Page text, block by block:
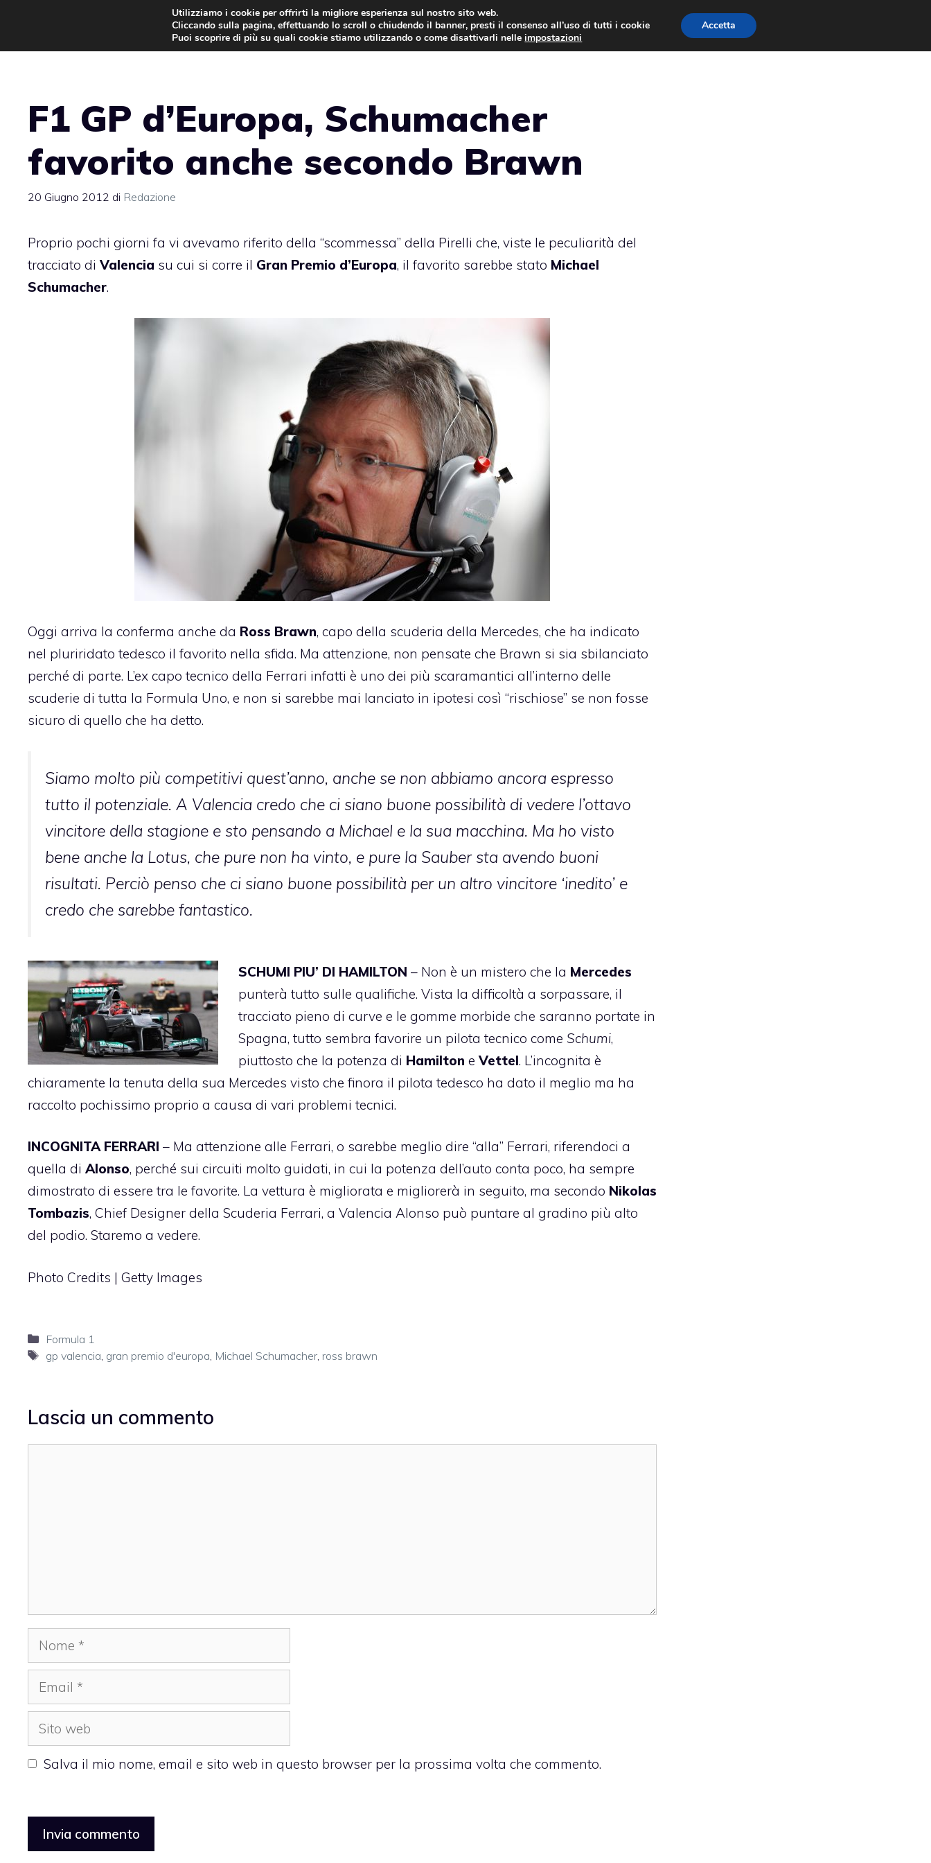
contenuto
AUTO NEWS EVENTI E FIERE
F1 GP d’Europa, Schumacher
favorito anche secondo Brawn
20 Giugno 2012 di Redazione
Proprio pochi giorni fa vi avevamo riferito della “scommessa” della Pirelli che, viste le peculiarità del
tracciato diValencia su cui si corre il Gran Premio d’Europa, il favorito sarebbe stato Michael
Schumacher.
Oggi arriva la conferma anche da Ross Brawn, capo della scuderia della Mercedes, che ha indicato
nel pluriridato tedesco il favorito nella sfida. Ma attenzione, non pensate che Brawn si sia sbilanciato
perché di parte. L’ex capo tecnico della Ferrari infatti è uno dei più scaramantici all’interno delle
scuderie di tutta la Formula Uno, e non si sarebbe mai lanciato in ipotesi così “rischiose” se non fosse
sicuro di quello che ha detto.
Siamo molto più competitivi quest’anno, anche se non abbiamo ancora espresso
tutto il potenziale. A Valencia credo che ci siano buone possibilità di vedere l’ottavo
vincitore della stagione e sto pensando a Michael e la sua macchina. Ma ho visto
bene anche la Lotus, che pure non ha vinto, e pure la Sauber sta avendo buoni
risultati. Perciò penso che ci siano buone possibilità per un altro vincitore ‘inedito’ e
credo che sarebbe fantastico.
SCHUMI PIU’ DI HAMILTON – Non è un mistero che la Mercedes
punterà tutto sulle qualifiche. Vista la difficoltà a sorpassare, il
tracciato pieno di curve e le gomme morbide che saranno portate in
Spagna, tutto sembra favorire un pilota tecnico come Schumi,
piuttosto che la potenza di Hamilton eVettel. L’incognita è
chiaramente la tenuta della sua Mercedes visto che finora il pilota tedesco ha dato il meglio ma ha
raccolto pochissimo proprio a causa di vari problemi tecnici.
INCOGNITA FERRARI – Ma attenzione alle Ferrari, o sarebbe meglio dire “alla” Ferrari, riferendoci a
quella di Alonso, perché sui circuiti molto guidati, in cui la potenza dell’auto conta poco, ha sempre
dimostrato di essere tra le favorite. La vettura è migliorata e migliorerà in seguito, ma secondo Nikolas
Tombazis, Chief Designer della Scuderia Ferrari, a Valencia Alonso può puntare al gradino più alto
del podio. Staremo a vedere.
Photo Credits | Getty Images
Categorie
Formula 1
Tag
gp valencia gran premio d'europa Michael Schumacher, ross brawn
Lascia un commento
Nome
Email
Sito
web
Salva il mio nome, email e sito web in questo browser per la prossima volta che commento.
Utilizziamo i cookie per offrirti la migliore esperienza sul nostro sito web.
Cliccando sulla pagina, effettuando lo scroll o chiudendo il banner, presti il consenso all’uso di tutti i cookie
Puoi scoprire di più su quali cookie stiamo utilizzando o come disattivarli nelleimpostazioni
Accetta